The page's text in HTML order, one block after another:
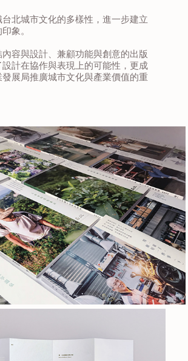
北城市文化的多樣性，進一步建立
象。
容與設計、兼顧功能與創意的出版
計在協作與表現上的可能性，更成
展局推廣城市文化與產業價值的重